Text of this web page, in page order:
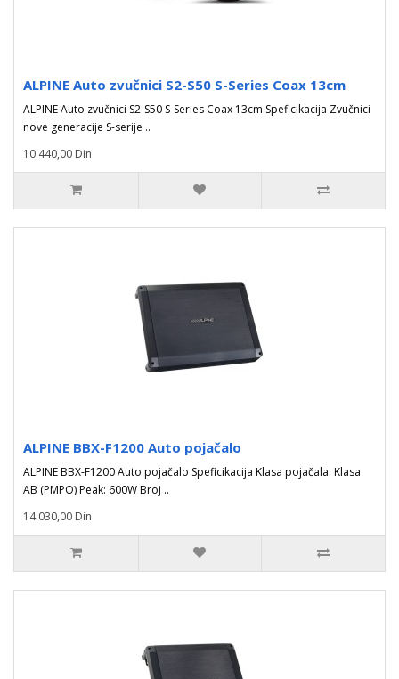
ALPINE Auto zvučnici S2-S50 S-Series Coax 13cm
ALPINE Auto zvučnici S2-S50 S-Series Coax 13cm Speficikacija Zvučnici
nove generacije S-serije ..
10.440,00 Din
ALPINE BBX-F1200 Auto pojačalo
ALPINE BBX-F1200 Auto pojačalo Speficikacija Klasa pojačala: Klasa
AB (PMPO) Peak: 600W Broj ..
14.030,00 Din